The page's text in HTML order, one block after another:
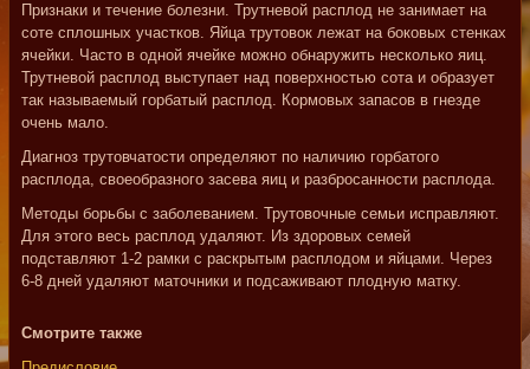
Признаки и течение болезни. Трутневой расплод не занимает на
соте сплошных участков. Яйца трутовок лежат на боковых стенках
ячейки. Часто в одной ячейке можно обнаружить несколько яиц.
Трутневой расплод выступает над поверхностью сота и образует
так называемый горбатый расплод. Кормовых запасов в гнезде
очень мало.
Диагноз трутовчатости определяют по наличию горбатого
расплода, своеобразного засева яиц и разбросанности расплода.
Методы борьбы с заболеванием. Трутовочные семьи исправляют.
Для этого весь расплод удаляют. Из здоровых семей
подставляют 1-2 рамки с раскрытым расплодом и яйцами. Через
6-8 дней удаляют маточники и подсаживают плодную матку.
Смотрите также